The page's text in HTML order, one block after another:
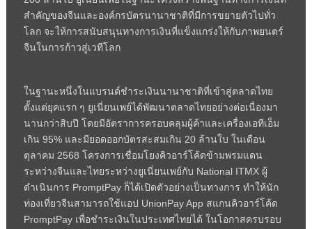
สำคัญของจีนและองค์กรบัตรนานาชาติที่มีการขยายตัวไปทั่ว
โลก จะให้การสนับสนุนทางการเงินที่แข็งแกร่งให้กับภาพยนตร์
จีนในการก้าวสู่เวทีโลก
ในฐานะหนึ่งในแบรนด์ชำระเงินนานาชาติที่เข้าสู่ตลาดไทย
ตั้งแต่ยุคแรก ๆ ยูเนี่ยนเพย์ได้พัฒนาตลาดไทยอย่างต่อเนื่องมา
นานกว่าสิบปี โดยมีอัตราการครอบคลุมผู้ค้าและเครื่องเอทีเอ็ม
เกิน 95% และมียอดออกบัตรสะสมเกิน 20 ล้านใบ ในเดือน
ตุลาคม 2568 โครงการเชื่อมโยงคิวอาร์โค้ดข้ามพรมแดน
ระหว่างจีนและไทยระหว่างยูเนี่ยนเพย์กับ National ITMX ผู้
ดำเนินการ PromptPay ก็ได้เปิดตัวอย่างเป็นทางการ ทำให้นัก
ท่องเที่ยวจีนสามารถใช้แอป UnionPay App สแกนคิวอาร์โค้ด
PromptPay เพื่อชำระเงินในประเทศไทยได้ ในโอกาสครบรอบ